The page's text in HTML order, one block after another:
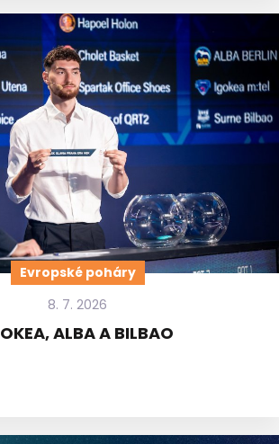
Evropské poháry
8. 7. 2026
ALBA A BILBAO